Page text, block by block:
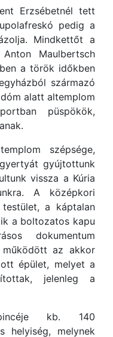
Erzsébetnél tett
pedig a
Mindkettőt a
Maulbertsch
a török időkben
származó
alatt altemplom
püspökök,
szépsége,
gyújtottunk
vissza a Kúria
A középkori
a káptalan
a boltozatos kapu
dokumentum
az akkor
épület, melyet a
jelenleg a
kb. 140
helyiség, melynek